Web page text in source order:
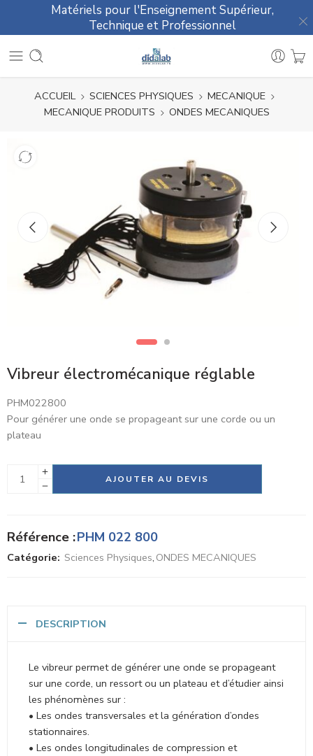
Matériels pour l'Enseignement Supérieur,
Technique et Professionnel
ACCUEIL SCIENCES PHYSIQUES
MECANIQUE
MECANIQUE PRODUITS
ONDES MECANIQUES
Vibreur électromécanique réglable
PHM022800
Pour générer une onde se propageant sur une corde ou un
plateau
AJOUTER AU DEVIS
Alternative:
Référence :PHM 022 800
Catégorie: Sciences Physiques, ONDES MECANIQUES
DESCRIPTION
Le vibreur permet de générer une onde se propageant
sur une corde, un ressort ou un plateau et d’étudier ainsi
les phénomènes sur :
• Les ondes transversales et la génération d’ondes
stationnaires.
• Les ondes longitudinales de compression et